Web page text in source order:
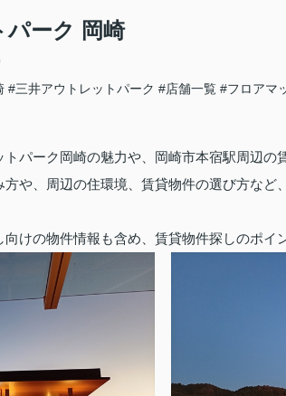
パーク 岡崎
#三井アウトレットパーク #店舗一覧 #フロアマ
パーク岡崎の魅力や、岡崎市本宿駅周辺の
や、周辺の住環境、賃貸物件の選び方な
けの物件情報も含め、賃貸物件探しのポイ